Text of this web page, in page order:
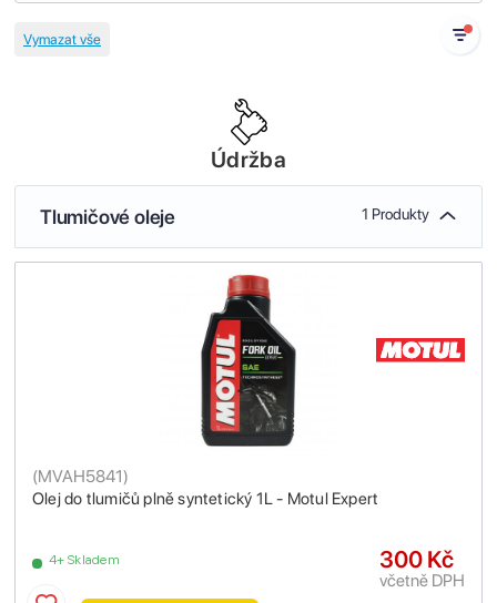
Údržba
Tlumičové oleje 1 Produkty
Olej do tlumičů plně syntetický 1L - Motul Expert
(MVAH5841)
4+ Skladem 300 Kč
včetně DPH